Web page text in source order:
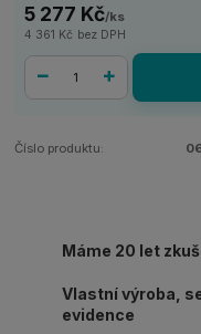
5 277 Kč/ks
4 361 Kč bez DPH
Číslo produktu:
Máme 20 let
Vlastní výroba,
evidence